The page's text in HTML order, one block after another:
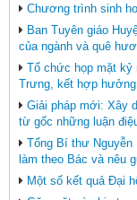
Chương trình sinh
Ban Tuyên giáo
của ngành và quê
Tổ chức họp mặt kỷ
Trưng, kết hợp hưởng
Giải pháp mới: Xây
từ gốc những luận
Tổng Bí thư Nguyễn
làm theo Bác và nêu
Một số kết quả Đại